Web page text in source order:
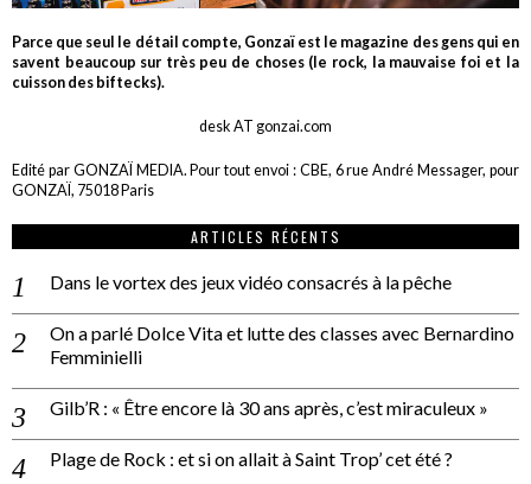
Parce que seul le détail compte, Gonzaï est le magazine des gens qui en
savent beaucoup sur très peu de choses (le rock, la mauvaise foi et la
cuisson des biftecks).
desk AT gonzai.com
Edité par GONZAÏ MEDIA. Pour tout envoi : CBE, 6 rue André Messager, pour
GONZAÏ, 75018 Paris
ARTICLES RÉCENTS
Dans le vortex des jeux vidéo consacrés à la pêche
On a parlé Dolce Vita et lutte des classes avec Bernardino
Femminielli
Gilb’R : « Être encore là 30 ans après, c’est miraculeux »
Plage de Rock : et si on allait à Saint Trop’ cet été ?